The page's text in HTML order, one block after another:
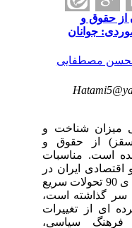
حقوق و
جوانان
مصطفایی
شناخت و
از حقوق و
است. مناسبات
ایران در
سه دهه اخیر و مخصوصاً دهه ی 90 تحولات سریع
گذاشته است،
ای از تغییرات
فرهنگ سیاسی،